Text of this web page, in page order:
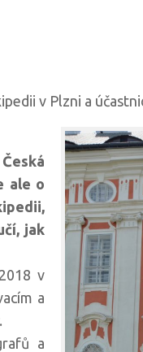
v Plzni a
ale o
jak
v
a
a